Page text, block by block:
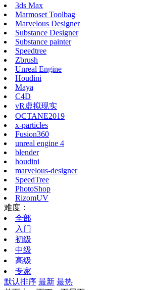
3ds Max
Marmoset Toolbag
Marvelous Designer
Substance Designer
Substance painter
Speedtree
Zbrush
Unreal Engine
Houdini
Maya
C4D
vR虚拟现实
OCTANE2019
x-particles
Fusion360
unreal engine 4
blender
houdini
marvelous-designer
SpeedTree
PhotoShop
RizomUV
难度：
全部
入门
初级
中级
高级
专家
默认排序 最新 最热